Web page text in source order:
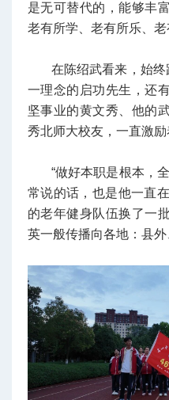
是无可替代的，能够丰
老有所学、老有所乐、
在陈绍武看来，始终
一理念的启功先生，还
坚事业的黄文秀、他的
秀北师大校友，一直激励
“做好本职是根本，
常说的话，也是他一直
的老年健身队伍换了一
英一般传播向各地：县外